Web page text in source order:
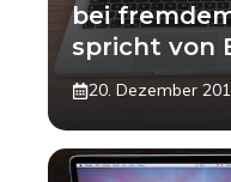
bei
spricht von
20. Dezember